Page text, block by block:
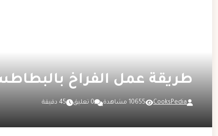
طريقة عمل الفراخ
CooksPedia 10655 مشاهدة 0 تعليق 45 دقيقة